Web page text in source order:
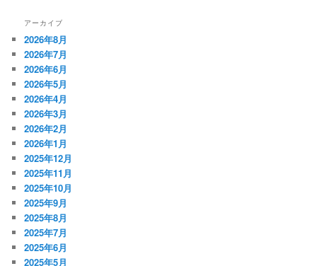
アーカイブ
2026年8月
2026年7月
2026年6月
2026年5月
2026年4月
2026年3月
2026年2月
2026年1月
2025年12月
2025年11月
2025年10月
2025年9月
2025年8月
2025年7月
2025年6月
2025年5月